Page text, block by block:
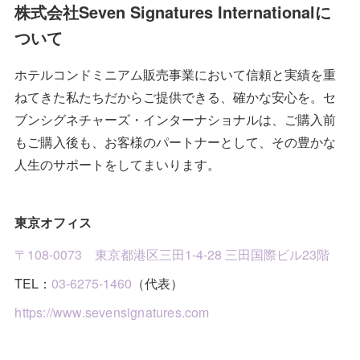
(1
(1
(1 )
(3
(2 )
)
(10)
(4)
(2
(2 )
3)
(1)
(3
(4 )
(3)
(1)
(2)
(4)
(4)
(4
(9 )
(2)
株式会社Seven Signatures Internationalに
ついて
ホテルコンドミニアム販売事業において信頼と実績を重
ねてきた私たちだからご提供できる、確かな安心を。セ
ブンシグネチャーズ・インターナショナルは、ご購入前
もご購入後も、お客様のパートナーとして、その豊かな
人生のサポートをしてまいります。
東京オフィス
〒108-0073 東京都港区三田1-4-28 三田国際ビル23階
TEL：03-6275-1460 （代表）
https://www.sevensignatures.com